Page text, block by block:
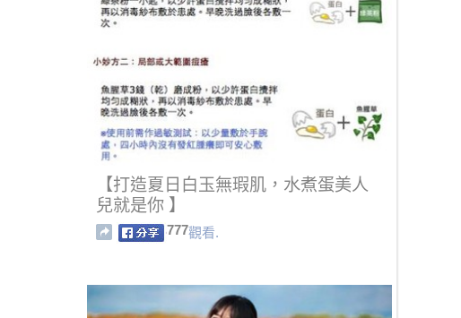
【打造夏日白玉無瑕肌，水煮蛋美人
兒就是你 】
777觀看.